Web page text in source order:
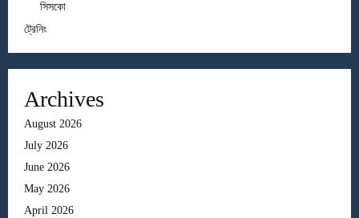
সিসকো
ট্রেনিং
Archives
August 2026
July 2026
June 2026
May 2026
April 2026